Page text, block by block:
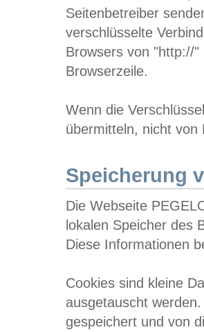
Seitenbetreiber
verschlüsselte
Browsers von "http://
Browserzeile.
Wenn die
übermitteln, nicht von
Speicherung
Die Webseite
lokalen Speicher des
Diese Informationen
Cookies sind kleine
ausgetauscht
gespeichert und von